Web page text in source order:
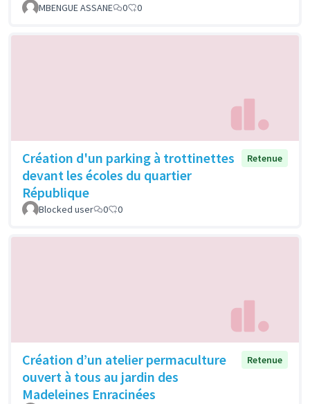
MBENGUE ASSANE
0 0
Création d'un parking à trottinettes
devant les écoles du quartier
République
Retenue
Blocked user 0 0
Création d’un atelier permaculture
ouvert à tous au jardin des
Madeleines Enracinées
Retenue